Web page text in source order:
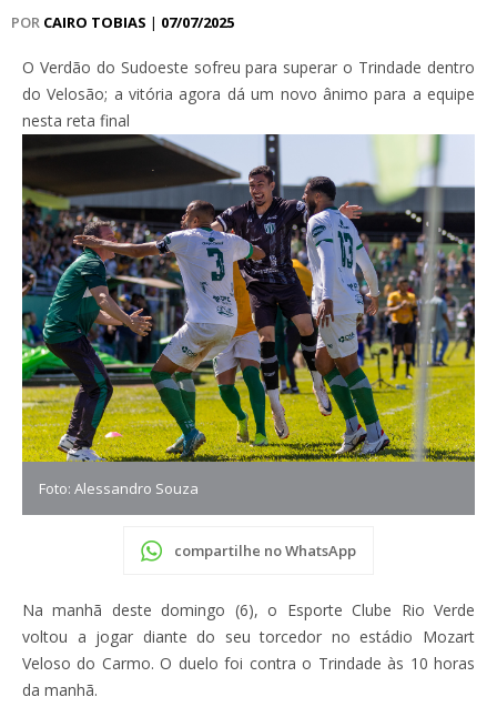
POR CAIRO TOBIAS | 07/07/2025
O Verdão do Sudoeste sofreu para superar o Trindade dentro
do Velosão; a vitória agora dá um novo ânimo para a equipe
nesta reta final
Foto: Alessandro Souza
compartilhe no WhatsApp
Na manhã deste domingo (6), o Esporte Clube Rio Verde
voltou a jogar diante do seu torcedor no estádio Mozart
Veloso do Carmo. O duelo foi contra o Trindade às 10 horas
da manhã.